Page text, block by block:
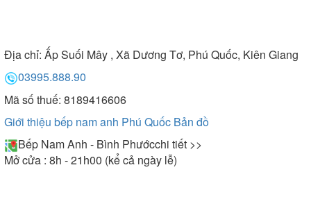
Địa chỉ: Ấp Suối Mây , Xã Dương Tơ, Phú Quốc, Kiên Giang
03995.888.90
Mã số thuế: 8189416606
Giới thiệu bếp nam anh Phú Quốc Bản đồ
Bếp Nam Anh - Bình Phướcchi tiết >>
Mở cửa : 8h - 21h00 (kể cả ngày lễ)